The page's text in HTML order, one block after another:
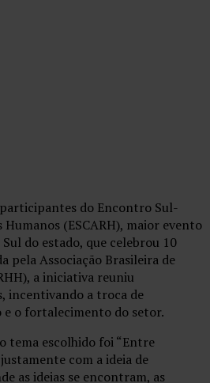
do Encontro Sul-
Humanos (ESCARH), maior evento
Sul do estado, que celebrou 10
pela Associação Brasileira de
a iniciativa reuniu
incentivando a troca de
e o fortalecimento do setor.
tema escolhido foi “Entre
com a ideia de
as ideias se encontram, as